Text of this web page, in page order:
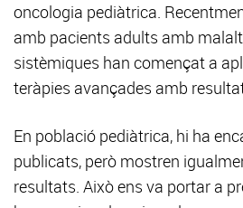
oncologia pediàtrica.
amb pacients adults amb
sistèmiques han començat a
teràpies avançades amb
En població pediàtrica, hi ha
publicats, però mostren
resultats. Això ens va portar a